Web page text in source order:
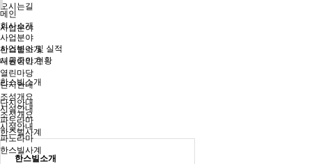
오시는길
사업분야
사업분야 및 실적
시공중인 현황
한스빌소개
단지안내
조성개요
시설안내
파노라마
한스빌사계
메인
회사소개
사업분야
한스빌소개
대원이야기
열린마당
단지안내
조성개요
시설안내
파노라마
한스빌사계
한스빌소개